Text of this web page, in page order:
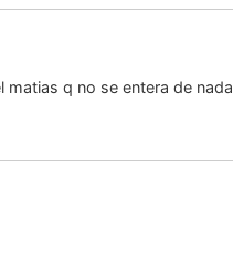
matias q no se entera de nada